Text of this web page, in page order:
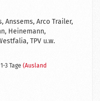
Anssems, Arco Trailer,
Heinemann,
TPV u.w.
3 Tage (Ausland